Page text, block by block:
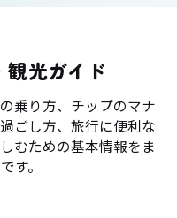
観光ガイド
乗り方、チップのマナ
ごし方、旅行に便利な
むための基本情報をま
す。